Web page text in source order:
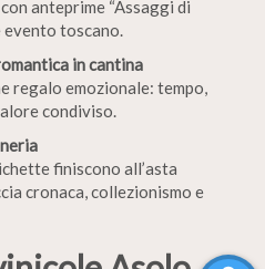
anteprime “Assaggi di
evento toscano.
in cantina
regalo emozionale: tempo,
condiviso.
finiscono all’asta
cronaca, collezionismo e